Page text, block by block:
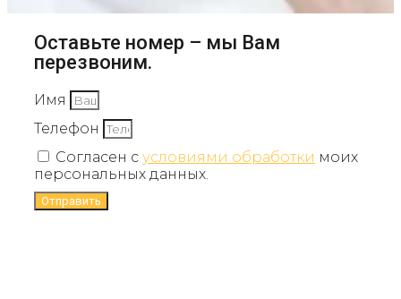
Оставьте номер – мы Вам
перезвоним.
Имя
Телефон
Согласен с условиями обработки моих
персональных данных.
Отправить